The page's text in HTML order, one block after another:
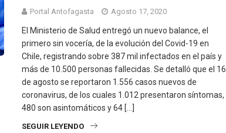
Portal Antofagasta Agosto 17, 2020
El Ministerio de Salud entregó un nuevo balance, el
primero sin vocería, de la evolución del Covid-19 en
Chile, registrando sobre 387 mil infectados en el país y
más de 10.500 personas fallecidas. Se detalló que el 16
de agosto se reportaron 1.556 casos nuevos de
coronavirus, de los cuales 1.012 presentaron síntomas,
480 son asintomáticos y 64 […]
SEGUIR LEYENDO